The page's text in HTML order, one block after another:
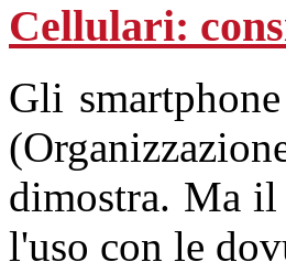
Cellulari:
Gli
dimostra. Ma il
l'uso con le